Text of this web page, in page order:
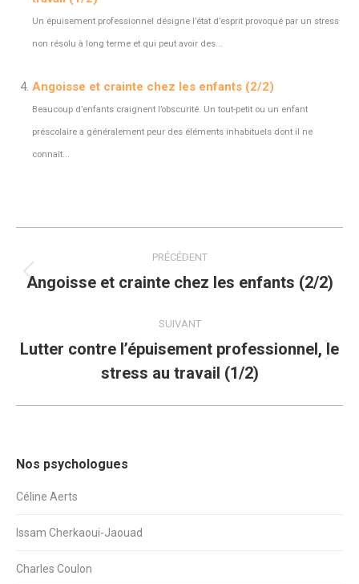
Un épuisement professionnel désigne l’état d’esprit provoqué par un stress
non résolu à long terme et qui peut avoir des...
Angoisse et crainte chez les enfants (2/2)
Beaucoup d’enfants craignent l’obscurité. Un tout-petit ou un enfant
préscolaire a généralement peur des éléments inhabituels dont il ne
connaît...
article
PRÉCÉDENT
Article
:
Angoisse et crainte chez les enfants (2/2)
SUIVANT
Article
suivant
:
Lutter contre l’épuisement professionnel, le
stress au travail (1/2)
Nos psychologues
Céline Aerts
Issam Cherkaoui-Jaouad
Charles Coulon